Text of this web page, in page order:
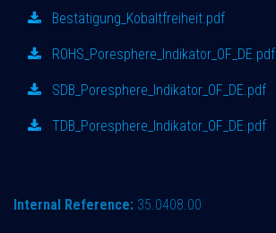
Bestätigung_Kobaltfreiheit.pdf
ROHS_Poresphere_Indikator_OF_DE.pdf
SDB_Poresphere_Indikator_OF_DE.pdf
TDB_Poresphere_Indikator_OF_DE.pdf
Internal Reference: 35.0408.00